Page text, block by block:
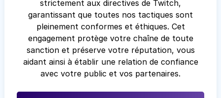
strictement aux directives de Twitch,
garantissant que toutes nos tactiques sont
pleinement conformes et éthiques. Cet
engagement protège votre chaîne de toute
sanction et préserve votre réputation, vous
aidant ainsi à établir une relation de confiance
avec votre public et vos partenaires.